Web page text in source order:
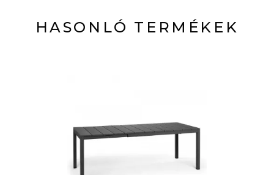
HASONLÓ TERMÉKEK